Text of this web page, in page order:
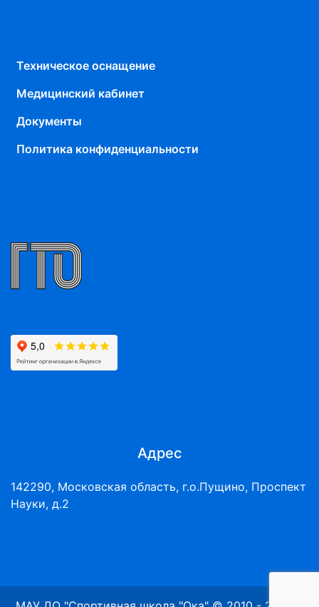
Техническое оснащение
Медицинский кабинет
Документы
Политика конфиденциальности
Адрес
142290, Московская область, г.о.Пущино, Проспект
Науки, д.2